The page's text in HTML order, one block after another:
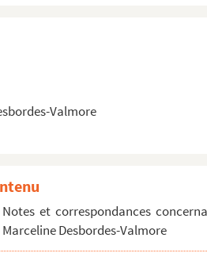
Valmore
et écrite de Lille
Lucien Descaves, écrite à Lond...
la famille Valmore
un nom de famille ou de p...
Notes et correspondances
Marceline Desbordes-Valmore